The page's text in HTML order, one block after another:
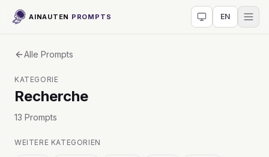
AINAUTEN PROMPTS EN
Alle Prompts
KATEGORIE
Recherche
13 Prompts
WEITERE KATEGORIEN